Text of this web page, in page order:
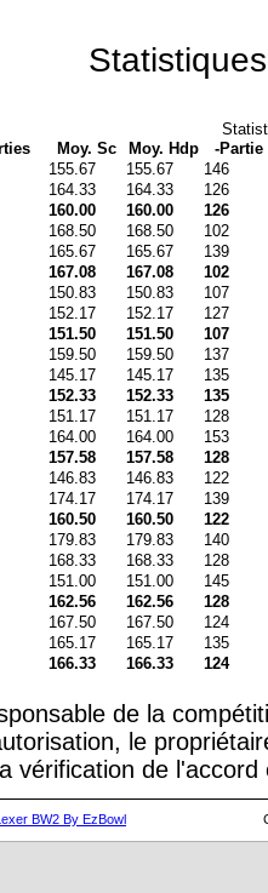
Moy. Sc Moy. Hdp
-Partie
155.67 155.67
146
164.33 164.33
126
160.00 160.00
126
168.50 168.50
102
165.67 165.67
139
167.08 167.08
102
150.83 150.83
107
152.17 152.17
127
151.50 151.50
107
159.50 159.50
137
145.17 145.17
135
152.33 152.33
135
151.17 151.17
128
164.00 164.00
153
157.58 157.58
128
146.83 146.83
122
174.17 174.17
139
160.50 160.50
122
179.83 179.83
140
168.33 168.33
128
151.00 151.00
145
162.56 162.56
128
167.50 167.50
124
165.17 165.17
135
166.33 166.33 124
de la
le
vérification de
BW2 By EzBowl